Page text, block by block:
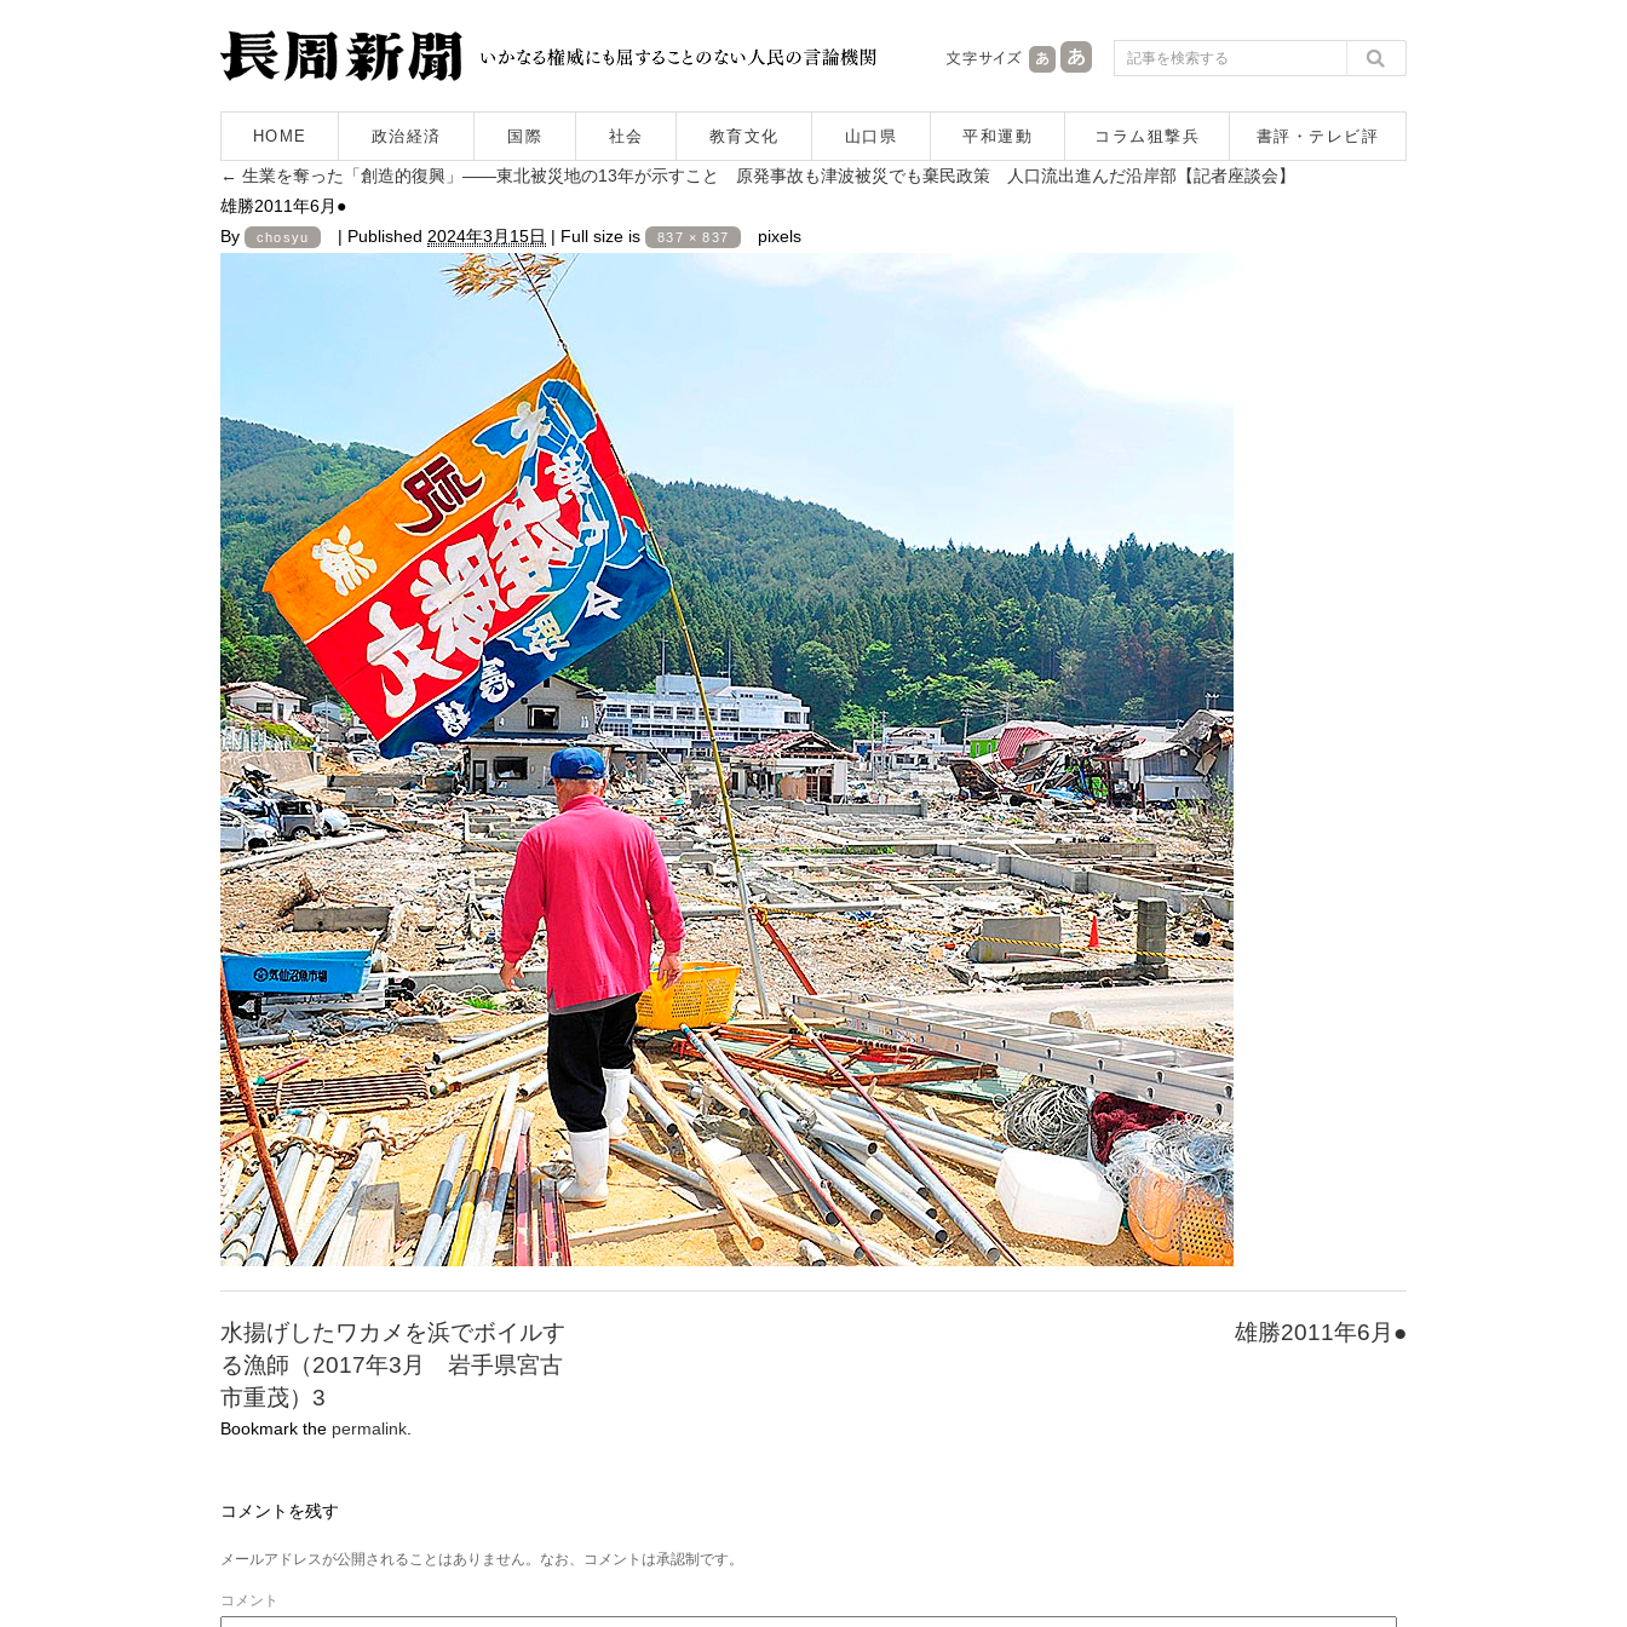
HOME 政治経済 国際 社会 教育文化 山口県 平和運動 コラム狙撃兵 書評・テレビ評
← 生業を奪った「創造的復興」――東北被災地の13年が示すこと 原発事故も津波被災でも棄民政策 人口流出進んだ沿岸部【記者座談会】
雄勝2011年6月●
By
chosyu | Published 2024年3月15日 | Full size is 837 × 837 pixels
水揚げしたワカメを浜でボイルす
る漁師（2017年3月 岩手県宮古
市重茂）3
雄勝2011年6月●
Bookmark the permalink
コメントを残す
メールアドレスが公開されることはありません。なお、コメントは承認制です。
コメント